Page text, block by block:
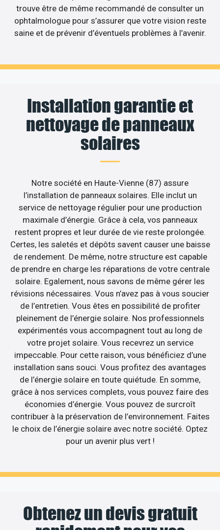
trouve être de même recommandé de consulter un
ophtalmologue pour s’assurer que votre vision reste
saine et de prévenir d’éventuels problèmes à l’avenir.
Installation garantie et
nettoyage de panneaux
solaires
Notre société en Haute-Vienne (87) assure
l’installation de panneaux solaires. Elle inclut un
service de nettoyage régulier pour une production
maximale d’énergie. Grâce à cela, vos panneaux
restent propres et leur durée de vie reste prolongée.
Certes, les saletés et dépôts savent causer une baisse
de rendement. De même, notre structure est capable
de prendre en charge les réparations de votre centrale
solaire. Egalement, nous savons de même gérer les
révisions nécessaires. Vous n’avez pas à vous soucier
de l’entretien. Vous êtes en possibilité de profiter
pleinement de l’énergie solaire. Nos professionnels
expérimentés vous accompagnent tout au long de
votre projet solaire. Vous recevrez un service
impeccable. Pour cette raison, vous bénéficiez d’une
installation sans souci. Vous profitez des avantages
de l’énergie solaire en toute quiétude. En somme,
grâce à nos services complets, vous pouvez faire des
économies d’énergie. Vous pouvez de surcroît
contribuer à la préservation de l’environnement. Faites
le choix de l’énergie solaire avec notre société. Optez
pour un avenir plus vert !
Obtenez un devis gratuit